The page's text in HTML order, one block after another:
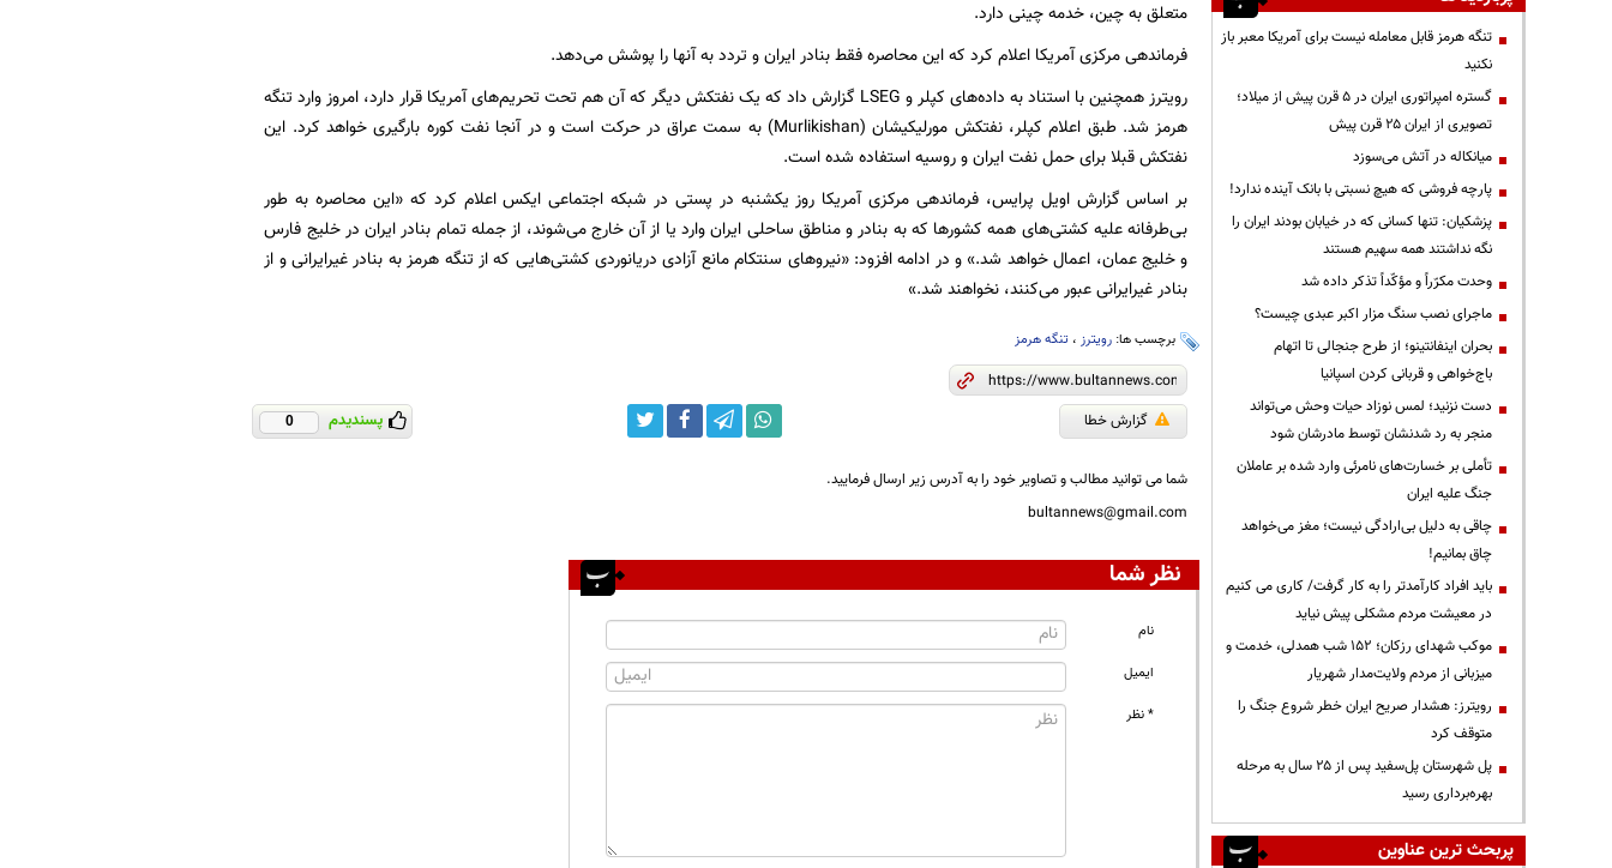
متعلق به چین، خدمه چینی دارد.
فرماندهی مرکزی آمریکا اعلام کرد که این محاصره فقط بنادر ایران و تردد به آنها را پوشش می‌دهد.
رویترز همچنین با استناد به داده‌های کپلر و LSEG گزارش داد که یک نفتکش دیگر که آن هم تحت تحریم‌های آمریکا قرار دارد، امروز وارد تنگه
هرمز شد. طبق اعلام کپلر، نفتکش مورلیکیشان (Murlikishan) به سمت عراق در حرکت است و در آنجا نفت کوره بارگیری خواهد کرد. این
نفتکش قبلا برای حمل نفت ایران و روسیه استفاده شده است.
بر اساس گزارش اویل پرایس، فرماندهی مرکزی آمریکا روز یکشنبه در پستی در شبکه اجتماعی ایکس اعلام کرد که «این محاصره به طور
بی‌طرفانه علیه کشتی‌های همه کشورها که به بنادر و مناطق ساحلی ایران وارد یا از آن خارج می‌شوند، از جمله تمام بنادر ایران در خلیج فارس
و خلیج عمان، اعمال خواهد شد.» و در ادامه افزود: «نیروهای سنتکام مانع آزادی دریانوردی کشتی‌هایی که از تنگه هرمز به بنادر غیرایرانی و از
بنادر غیرایرانی عبور می‌کنند، نخواهند شد.»
برچسب ها: رویترز، تنگه هرمز
گزارش خطا پسندیدم 0
شما می توانید مطالب و تصاویر خود را به آدرس زیر ارسال فرمایید.
bultannews@gmail.com
نظر شما
نام
ایمیل
* نظر
تنگه هرمز قابل معامله نیست برای آمریکا معبر باز
نکنید
گستره امپراتوری ایران در ۵ قرن پیش از میلاد؛
تصویری از ایران ۲۵ قرن پیش
میانکاله در آتش می‌سوزد
پارچه فروشی که هیچ نسبتی با بانک آینده ندارد!
پزشکیان: تنها کسانی که در خیابان بودند ایران را
نگه نداشتند همه سهیم هستند
وحدت مکرّراً و مؤکّداً تذکر داده شد
ماجرای نصب سنگ مزار اکبر عبدی چیست؟
بحران اینفانتینو؛ از طرح جنجالی تا اتهام
باج‌خواهی و قربانی کردن اسپانیا
دست نزنید؛ لمس نوزاد حیات وحش می‌تواند
منجر به رد شدنشان توسط مادرشان شود
تأملی بر خسارت‌های نامرئی وارد شده بر عاملان
جنگ علیه ایران
چاقی به دلیل بی‌ارادگی نیست؛ مغز می‌خواهد
چاق بمانیم!
باید افراد کارآمدتر را به کار گرفت/ کاری می کنیم
در معیشت مردم مشکلی پیش نیاید
موکب شهدای رزکان؛ ۱۵۲ شب همدلی، خدمت و
میزبانی از مردم ولایت‌مدار شهریار
رویترز: هشدار صریح ایران خطر شروع جنگ را
متوقف کرد
پل شهرستان پل‌سفید پس از ۲۵ سال به مرحله
بهره‌برداری رسید
پربحث ترین عناوین